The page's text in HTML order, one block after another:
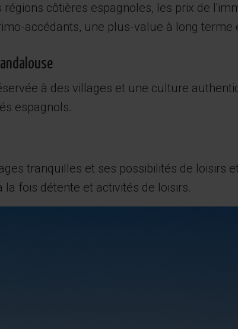
côtières espagnoles, les prix de
accédants, une plus-value à long terme
à des villages et une culture
espagnols.
tranquilles et ses possibilités de loisirs
fois détente et activités de loisirs.